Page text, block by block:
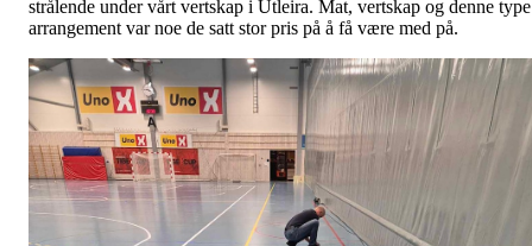
strålende under vårt vertskap i Utleira. Mat, vertskap og denne type
arrangement var noe de satt stor pris på å få være med på.